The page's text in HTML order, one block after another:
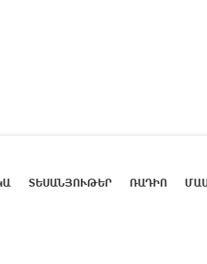
ՏԵՍԱՆՅՈՒԹԵՐ ՌԱԴԻՈ